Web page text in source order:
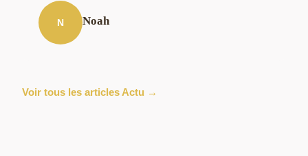
N Noah
Voir tous les articles Actu →